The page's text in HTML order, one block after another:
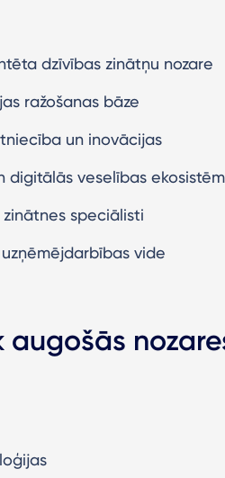
dzīvības zinātņu nozare
ražošanas bāze
un inovācijas
digitālās veselības
speciālisti
vide
augošās